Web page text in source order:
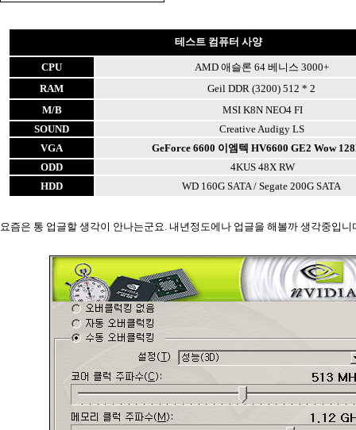
테스트 컴퓨터 사양
CPU
AMD 애슬론 64 베니스 3000+
RAM
Geil DDR (3200) 512 * 2
M/B
MSI K8N NEO4 FI
SOUND
Creative Audigy LS
VGA
GeForce 6600 이엠텍 HV6600 GE2 Wow
ODD
4KUS 48X RW
HDD
WD 160G SATA / Segate 200G SATA
요즘은 통 업글할 생각이 안나는군요. 내년정도에나 업글을 해볼까 생각중입니